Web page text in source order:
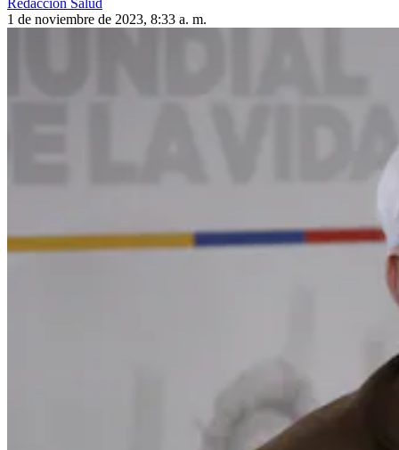
1 de noviembre de 2023, 8:33 a. m.